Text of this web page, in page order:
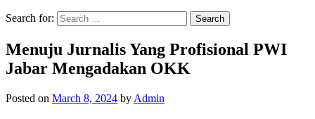
Search for:
Menuju Jurnalis Yang Profisional PWI
Jabar Mengadakan OKK
Posted on March 8, 2024 by Admin